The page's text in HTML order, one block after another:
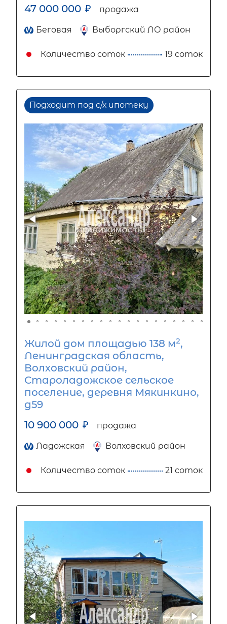
47 000 000 ₽ продажа
Беговая Выборгский ЛО район
Количество соток 19 соток
Подходит под с/х ипотеку
Жилой дом площадью 138 м2,
Ленинградская область,
Волховский район,
Староладожское сельское
поселение, деревня Мякинкино,
д59
10 900 000 ₽ продажа
Ладожская Волховский район
Количество соток 21 соток